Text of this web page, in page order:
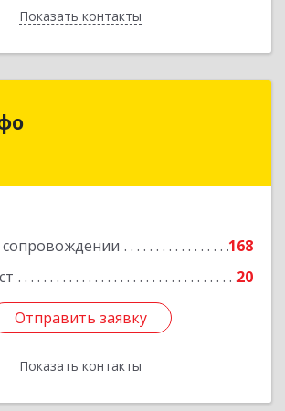
Показать контакты
Назад
168
20
Отправить заявку
Показать контакты
Кемеровская область - Кузбасс,
Подробнее
Отправить заявку
Назад